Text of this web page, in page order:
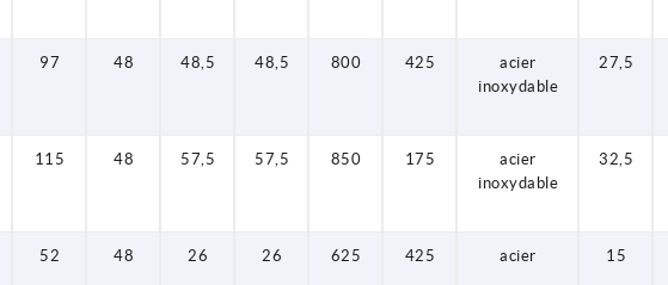
97 48 48,5 48,5 800 425
acier
inoxydable
27,5
115 48 57,5 57,5 850 175
acier
inoxydable
32,5
52 48 26 26 625 425 acier 15